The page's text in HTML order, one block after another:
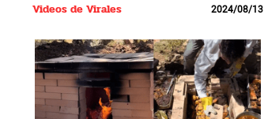
Videos de Virales 2024/08/13